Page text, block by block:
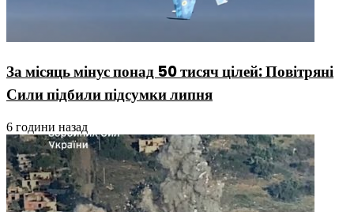
За місяць мінус понад 50 тисяч цілей: Повітряні
Сили підбили підсумки липня
6 години назад